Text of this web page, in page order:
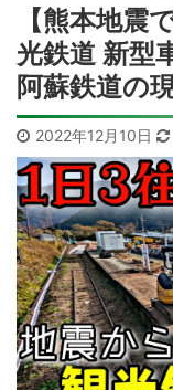
【熊本地震
光鉄道 新型
阿蘇鉄道の
2022年12月10日